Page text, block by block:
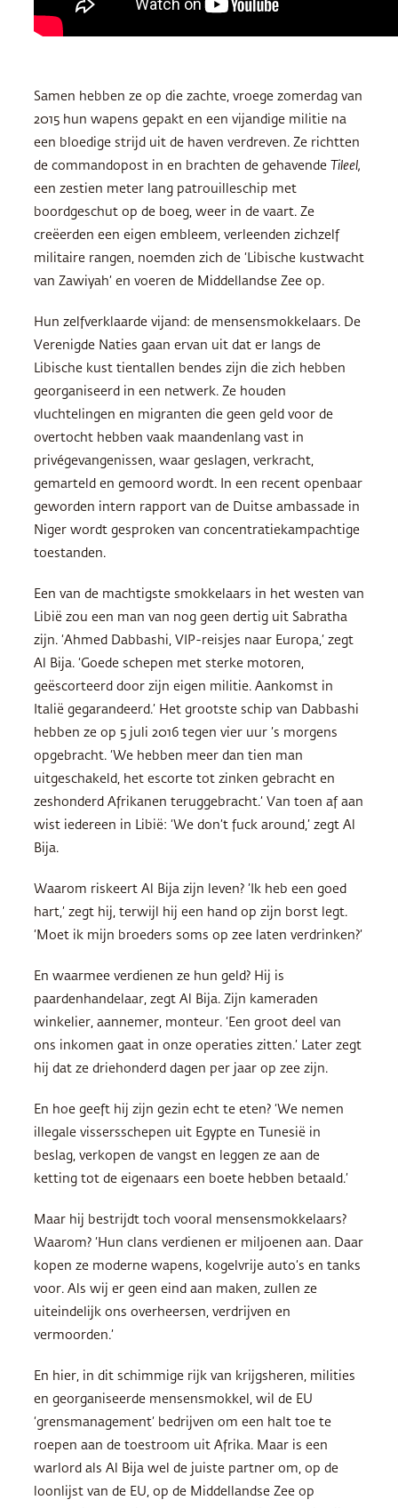
Samen hebben ze op die zachte, vroege zomerdag van
2015 hun wapens gepakt en een vijandige militie na
een bloedige strijd uit de haven verdreven. Ze richtten
de commandopost in en brachten de gehavende Tileel,
een zestien meter lang patrouilleschip met
boordgeschut op de boeg, weer in de vaart. Ze
creëerden een eigen embleem, verleenden zichzelf
militaire rangen, noemden zich de ‘Libische kustwacht
van Zawiyah’ en voeren de Middellandse Zee op.
Hun zelfverklaarde vijand: de mensensmokkelaars. De
Verenigde Naties gaan ervan uit dat er langs de
Libische kust tientallen bendes zijn die zich hebben
georganiseerd in een netwerk. Ze houden
vluchtelingen en migranten die geen geld voor de
overtocht hebben vaak maandenlang vast in
privégevangenissen, waar geslagen, verkracht,
gemarteld en gemoord wordt. In een recent openbaar
geworden intern rapport van de Duitse ambassade in
Niger wordt gesproken van concentratiekampachtige
toestanden.
Een van de machtigste smokkelaars in het westen van
Libië zou een man van nog geen dertig uit Sabratha
zijn. ‘Ahmed Dabbashi, VIP-reisjes naar Europa,’ zegt
Al Bija. ‘Goede schepen met sterke motoren,
geëscorteerd door zijn eigen militie. Aankomst in
Italië gegarandeerd.’ Het grootste schip van Dabbashi
hebben ze op 5 juli 2016 tegen vier uur ’s morgens
opgebracht. ‘We hebben meer dan tien man
uitgeschakeld, het escorte tot zinken gebracht en
zeshonderd Afrikanen teruggebracht.’ Van toen af aan
wist iedereen in Libië: ‘We don’t fuck around,’ zegt Al
Bija.
Waarom riskeert Al Bija zijn leven? ’Ik heb een goed
hart,’ zegt hij, terwijl hij een hand op zijn borst legt.
‘Moet ik mijn broeders soms op zee laten verdrinken?’
En waarmee verdienen ze hun geld? Hij is
paardenhandelaar, zegt Al Bija. Zijn kameraden
winkelier, aannemer, monteur. ‘Een groot deel van
ons inkomen gaat in onze operaties zitten.’ Later zegt
hij dat ze driehonderd dagen per jaar op zee zijn.
En hoe geeft hij zijn gezin echt te eten? ‘We nemen
illegale vissersschepen uit Egypte en Tunesië in
beslag, verkopen de vangst en leggen ze aan de
ketting tot de eigenaars een boete hebben betaald.’
Maar hij bestrijdt toch vooral mensensmokkelaars?
Waarom? ‘Hun clans verdienen er miljoenen aan. Daar
kopen ze moderne wapens, kogelvrije auto’s en tanks
voor. Als wij er geen eind aan maken, zullen ze
uiteindelijk ons overheersen, verdrijven en
vermoorden.’
En hier, in dit schimmige rijk van krijgsheren, milities
en georganiseerde mensensmokkel, wil de EU
‘grensmanagement’ bedrijven om een halt toe te
roepen aan de toestroom uit Afrika. Maar is een
warlord als Al Bija wel de juiste partner om, op de
loonlijst van de EU, op de Middellandse Zee op